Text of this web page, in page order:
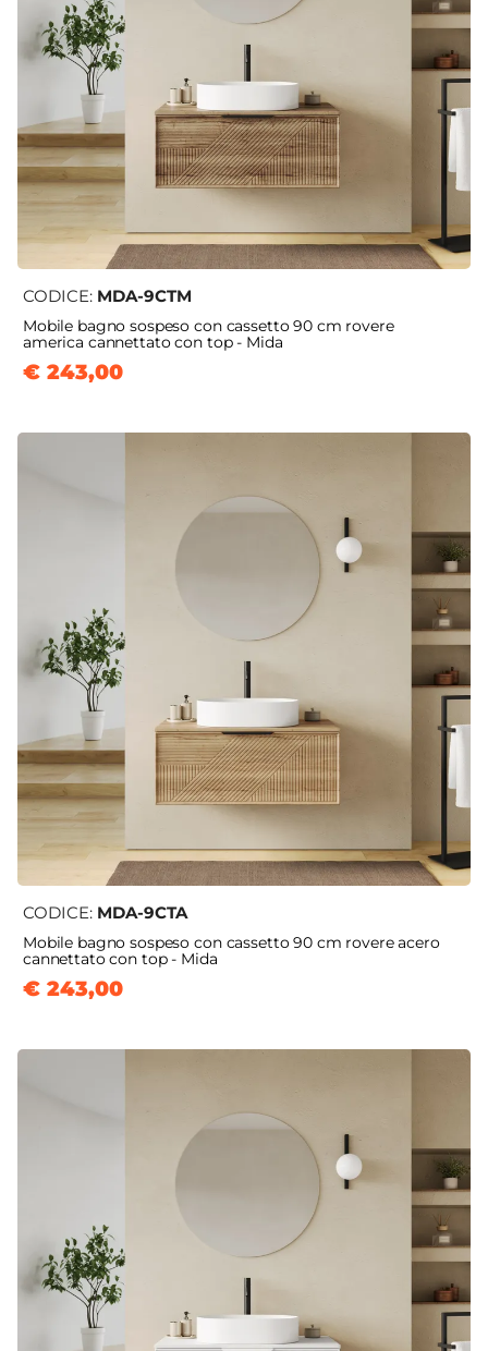
CODICE: MDA-9CTM
Mobile bagno sospeso con cassetto 90 cm rovere
america cannettato con top - Mida
€ 243,00
CODICE: MDA-9CTA
Mobile bagno sospeso con cassetto 90 cm rovere acero
cannettato con top - Mida
€ 243,00